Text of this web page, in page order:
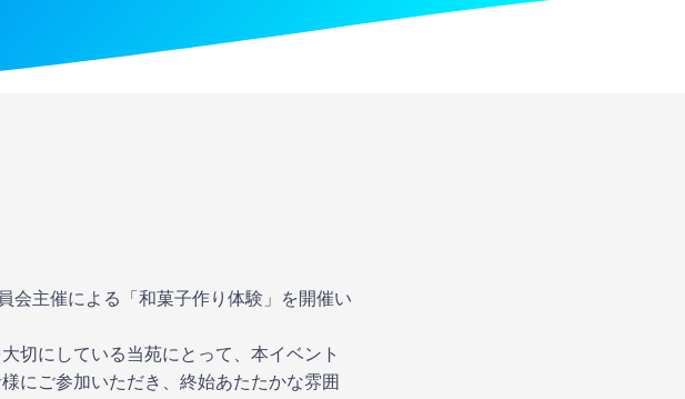
会主催による「和菓子作り体験」を開催い
切にしている当苑にとって、本イベント
にご参加いただき、終始あたたかな雰囲